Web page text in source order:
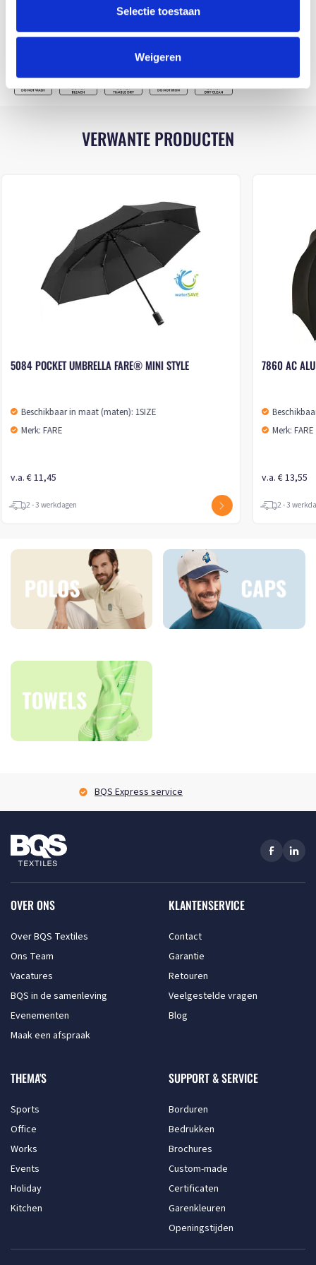
Selectie toestaan
Weigeren
WASINSTRUCTIES
VERWANTE PRODUCTEN
5084 POCKET UMBRELLA FARE® MINI STYLE
Beschikbaar in maat (maten): 1SIZE
Merk: FARE
v.a. € 11,45
2 - 3 werkdagen
7860 AC ALU
Merk: FARE
v.a. € 13,55
2 - 3
BQS Express service
OVER ONS
Over BQS Textiles
Ons Team
Vacatures
BQS in de samenleving
Evenementen
Maak een afspraak
KLANTENSERVICE
Contact
Garantie
Retouren
Veelgestelde vragen
Blog
THEMA'S
Sports
Office
Works
Events
Holiday
Kitchen
SUPPORT & SERVICE
Borduren
Bedrukken
Brochures
Custom-made
Certificaten
Garenkleuren
Openingstijden